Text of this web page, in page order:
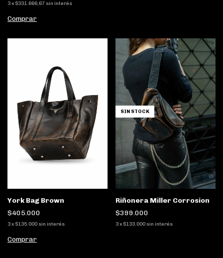
3x $331.666,67 sin interés
Comprar
York Bag Brown
$405.000
3x $135.000 sin interés
Comprar
SIN STOCK
Riñonera Miller Corrosion
$399.000
3 x $133.000 sin interés